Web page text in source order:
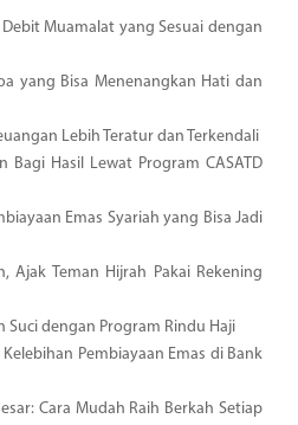
Debit Muamalat yang Sesuai dengan
yang Bisa Menenangkan Hati dan
Lebih Teratur dan Terkendali
Bagi Hasil Lewat Program CASATD
Emas Syariah yang Bisa Jadi
Ajak Teman Hijrah Pakai Rekening
Suci dengan Program Rindu Haji
Pembiayaan Emas di Bank
Cara Mudah Raih Berkah Setiap